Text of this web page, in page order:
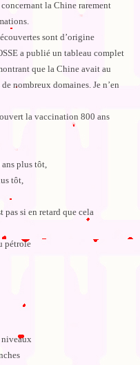
la Chine rarement
sont d’origine
a publié un tableau complet
que la Chine avait au
nombreux domaines. Je n’en
la vaccination 800 ans
plus tôt,
tôt,
pas si en retard que cela
pétrole
niveaux